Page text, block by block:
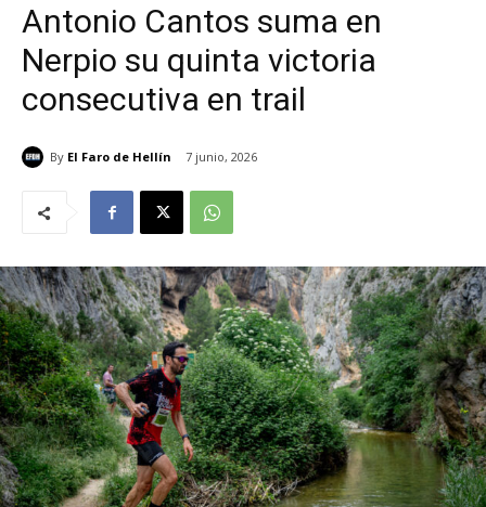
Antonio Cantos suma en
Nerpio su quinta victoria
consecutiva en trail
By El Faro de Hellín 7 junio, 2026